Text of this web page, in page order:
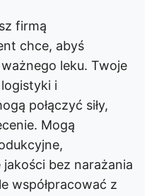
firmą
chce, abyś
leku. Twoje
logistyki i
połączyć siły,
Mogą
bez narażania
współpracować z